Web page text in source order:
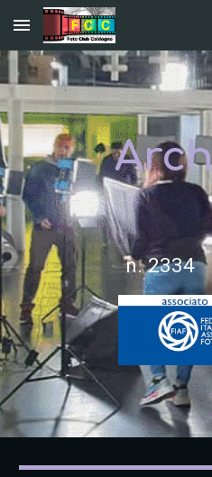
Skip to main content
n. 2334